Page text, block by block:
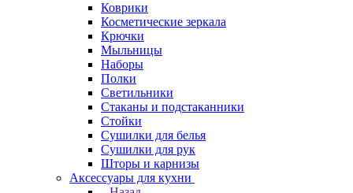
Коврики
Косметические зеркала
Крючки
Мыльницы
Наборы
Полки
Светильники
Стаканы и подстаканники
Стойки
Сушилки для белья
Сушилки для рук
Шторы и карнизы
Аксессуары для кухни